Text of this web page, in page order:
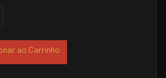
ao Carrinho